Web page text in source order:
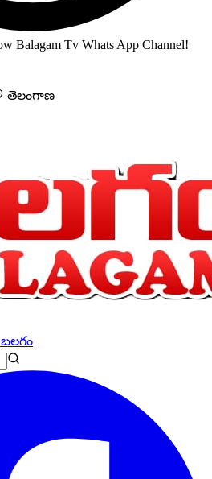
Balagam Tv Whats App Channel!
తెలంగాణ